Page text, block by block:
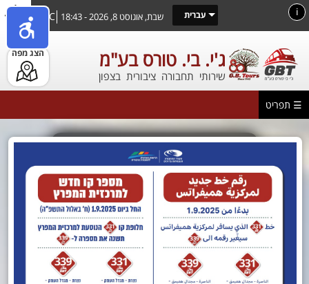
לתוכן
i
29°C שבת, אוגוסט 8, 2026 - 18:43 עברית
הצג מפה ג'י. בי. טורס בע"מ
שירותי תחבורה ציבורית בצפון
☰ תפריט
מתי מגיע האוטובוס
הבא?